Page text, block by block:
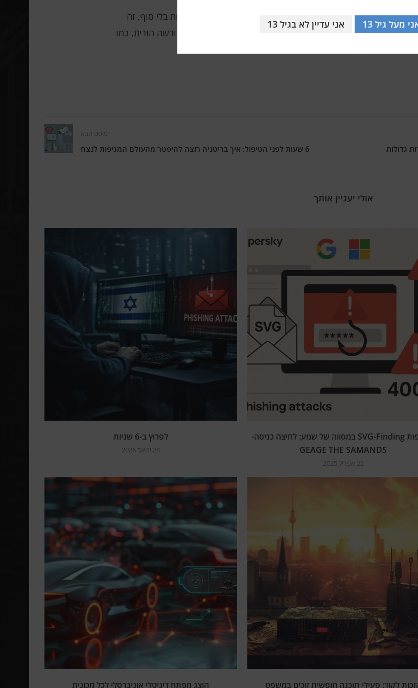
מעל גיל 13 אני עדיין לא בגיל 13
מציעים השערה שהתרבות האנושית לא רק מצטברת, אלא מתפתחת בלי סוף. זה
של יבולים בבעלי חיים, מנגנונים אפיגנטיים או ההשפעות של תורשה הורית, כמו
גדולות
פוסט הבא
6 שעות לפני הטיפול: איך בריטניה רוצה להיפטר מהעולם המגיפות לנצח
אולי יעניין אותך
לפרוץ ב-6 שניות
24 ינואר 2026
התקפות SVG-Finding במסווה של שמע: לחיצה כניסה-
GEAGE THE SAMANDS
22 אפריל 2025
הוצג מפתח דיגיטלי אוניברסלי לכל מכונית לקוד: פעילי תוכנה חופשית זוכים במשפט